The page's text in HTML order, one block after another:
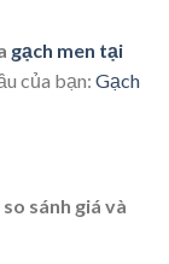
gạch men tại
của bạn: Gạch
sánh giá và